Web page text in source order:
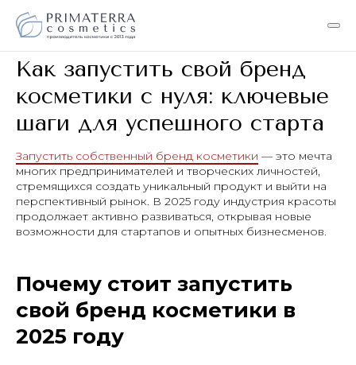
Как запустить свой бренд
косметики с нуля: ключевые
шаги для успешного старта
Запустить собственный бренд косметики — это мечта
многих предпринимателей и творческих личностей,
стремящихся создать уникальный продукт и выйти на
перспективный рынок. В 2025 году индустрия красоты
продолжает активно развиваться, открывая новые
возможности для стартапов и опытных бизнесменов.
Почему стоит запустить
свой бренд косметики в
2025 году